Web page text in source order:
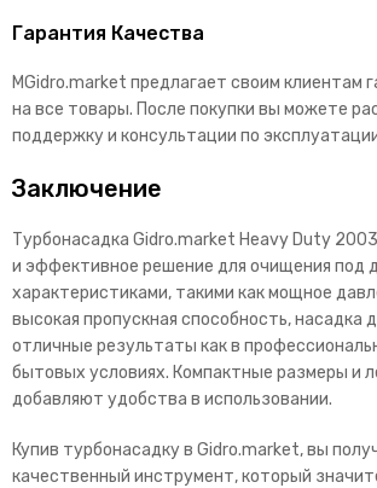
Гарантия Качества
MGidro.market предлагает своим клиентам
на все товары. После покупки вы можете
поддержку и консультации по
Заключение
Турбонасадка Gidro.market Heavy Duty
и эффективное решение для очищения под
характеристиками, такими как мощное
высокая пропускная способность, насадка
отличные результаты как в
бытовых условиях. Компактные размеры и
добавляют удобства в использовании.
Купив турбонасадку в Gidro.market, вы
качественный инструмент, который